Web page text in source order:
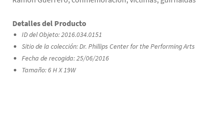
Detalles del Producto
ID del Objeto: 2016.034.0151
Sitio de la colección: Dr. Phillips Center for the Performing Arts
Fecha de recogida: 25/06/2016
Tamaño: 6 H X 19W